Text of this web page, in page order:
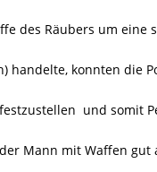
des Räubers um
handelte, konnten die
und somit
Mann mit Waffen gut